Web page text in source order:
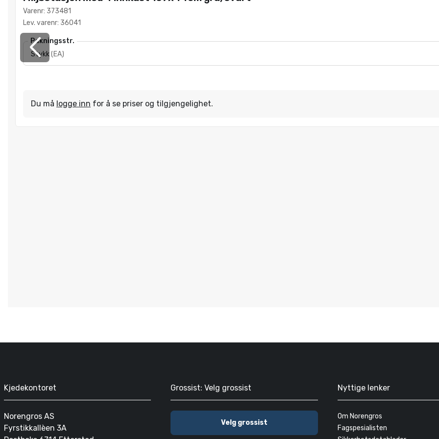
Varenr: 373481
Lev. varenr: 36041
Pakningsstr.
Stykk(EA)
Du må logge inn for å se priser og tilgjengelighet.
Kjedekontoret
Norengros AS
Fyrstikkallèen 3A
Grossist: Velg grossist
Velg grossist
Nyttige lenker
Om Norengros
Fagspesialisten